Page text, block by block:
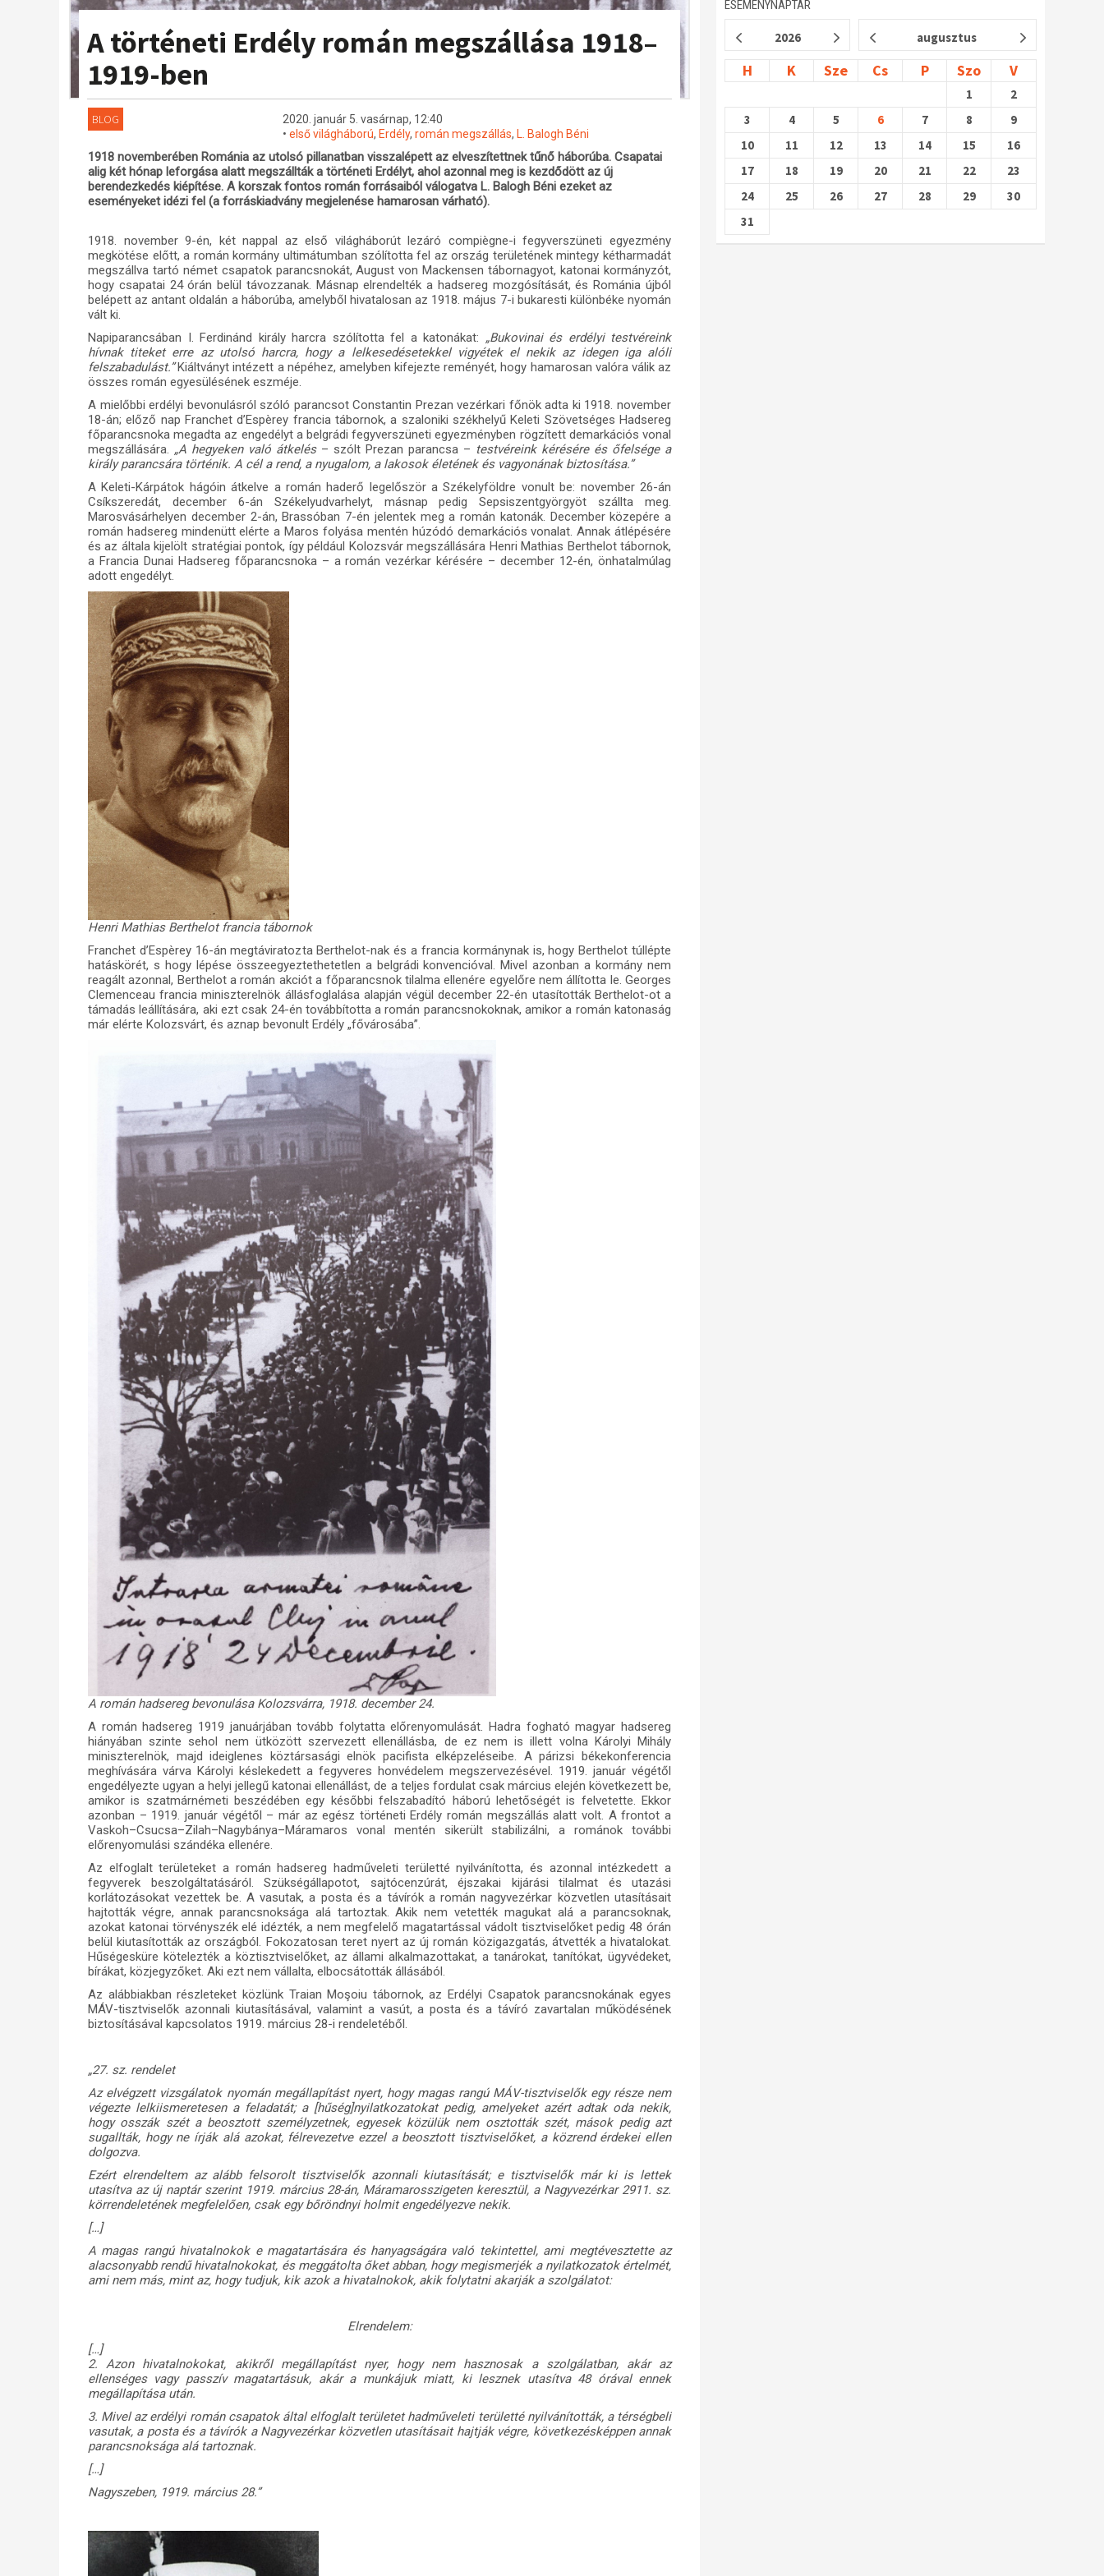
A történeti Erdély román megszállása 1918–
1919-ben
BLOG
2020. január 5. vasárnap, 12:40
• első világháború, Erdély, román megszállás, L. Balogh Béni
1918 novemberében Románia az utolsó pillanatban visszalépett az elveszítettnek tűnő háborúba. Csapatai
alig két hónap leforgása alatt megszállták a történeti Erdélyt, ahol azonnal meg is kezdődött az új
berendezkedés kiépítése. A korszak fontos román forrásaiból válogatva L. Balogh Béni ezeket az
eseményeket idézi fel (a forráskiadvány megjelenése hamarosan várható).
1918. november 9-én, két nappal az első világháborút lezáró compiègne-i fegyverszüneti egyezmény
megkötése előtt, a román kormány ultimátumban szólította fel az ország területének mintegy kétharmadát
megszállva tartó német csapatok parancsnokát, August von Mackensen tábornagyot, katonai kormányzót,
hogy csapatai 24 órán belül távozzanak. Másnap elrendelték a hadsereg mozgósítását, és Románia újból
belépett az antant oldalán a háborúba, amelyből hivatalosan az 1918. május 7-i bukaresti különbéke nyomán
vált ki.
Napiparancsában I. Ferdinánd király harcra szólította fel a katonákat: „Bukovinai és erdélyi testvéreink
hívnak titeket erre az utolsó harcra, hogy a lelkesedésetekkel vigyétek el nekik az idegen iga alóli
felszabadulást.”Kiáltványt intézett a népéhez, amelyben kifejezte reményét, hogy hamarosan valóra válik az
összes román egyesülésének eszméje.
A mielőbbi erdélyi bevonulásról szóló parancsot Constantin Prezan vezérkari főnök adta ki 1918. november
18-án; előző nap Franchet d’Espèrey francia tábornok, a szaloniki székhelyű Keleti Szövetséges Hadsereg
főparancsnoka megadta az engedélyt a belgrádi fegyverszüneti egyezményben rögzített demarkációs vonal
megszállására. „A hegyeken való átkelés– szólt Prezan parancsa – testvéreink kérésére és őfelsége a
király parancsára történik. A cél a rend, a nyugalom, a lakosok életének és vagyonának biztosítása.”
A Keleti-Kárpátok hágóin átkelve a román haderő legelőször a Székelyföldre vonult be: november 26-án
Csíkszeredát, december 6-án Székelyudvarhelyt, másnap pedig Sepsiszentgyörgyöt szállta meg.
Marosvásárhelyen december 2-án, Brassóban 7-én jelentek meg a román katonák. December közepére a
román hadsereg mindenütt elérte a Maros folyása mentén húzódó demarkációs vonalat. Annak átlépésére
és az általa kijelölt stratégiai pontok, így például Kolozsvár megszállására Henri Mathias Berthelot tábornok,
a Francia Dunai Hadsereg főparancsnoka – a román vezérkar kérésére – december 12-én, önhatalmúlag
adott engedélyt.
Henri Mathias Berthelot francia tábornok
Franchet d’Espèrey 16-án megtáviratozta Berthelot-nak és a francia kormánynak is, hogy Berthelot túllépte
hatáskörét, s hogy lépése összeegyeztethetetlen a belgrádi konvencióval. Mivel azonban a kormány nem
reagált azonnal, Berthelot a román akciót a főparancsnok tilalma ellenére egyelőre nem állította le. Georges
Clemenceau francia miniszterelnök állásfoglalása alapján végül december 22-én utasították Berthelot-ot a
támadás leállítására, aki ezt csak 24-én továbbította a román parancsnokoknak, amikor a román katonaság
már elérte Kolozsvárt, és aznap bevonult Erdély „fővárosába”.
A román hadsereg bevonulása Kolozsvárra, 1918. december 24.
A román hadsereg 1919 januárjában tovább folytatta előrenyomulását. Hadra fogható magyar hadsereg
hiányában szinte sehol nem ütközött szervezett ellenállásba, de ez nem is illett volna Károlyi Mihály
miniszterelnök, majd ideiglenes köztársasági elnök pacifista elképzeléseibe. A párizsi békekonferencia
meghívására várva Károlyi késlekedett a fegyveres honvédelem megszervezésével. 1919. január végétől
engedélyezte ugyan a helyi jellegű katonai ellenállást, de a teljes fordulat csak március elején következett be,
amikor is szatmárnémeti beszédében egy későbbi felszabadító háború lehetőségét is felvetette. Ekkor
azonban – 1919. január végétől – már az egész történeti Erdély román megszállás alatt volt. A frontot a
Vaskoh–Csucsa–Zilah–Nagybánya–Máramaros vonal mentén sikerült stabilizálni, a románok további
előrenyomulási szándéka ellenére.
Az elfoglalt területeket a román hadsereg hadműveleti területté nyilvánította, és azonnal intézkedett a
fegyverek beszolgáltatásáról. Szükségállapotot, sajtócenzúrát, éjszakai kijárási tilalmat és utazási
korlátozásokat vezettek be. A vasutak, a posta és a távírók a román nagyvezérkar közvetlen utasításait
hajtották végre, annak parancsnoksága alá tartoztak. Akik nem vetették magukat alá a parancsoknak,
azokat katonai törvényszék elé idézték, a nem megfelelő magatartással vádolt tisztviselőket pedig 48 órán
belül kiutasították az országból. Fokozatosan teret nyert az új román közigazgatás, átvették a hivatalokat.
Hűségesküre kötelezték a köztisztviselőket, az állami alkalmazottakat, a tanárokat, tanítókat, ügyvédeket,
bírákat, közjegyzőket. Aki ezt nem vállalta, elbocsátották állásából.
Az alábbiakban részleteket közlünk Traian Moşoiu tábornok, az Erdélyi Csapatok parancsnokának egyes
MÁV-tisztviselők azonnali kiutasításával, valamint a vasút, a posta és a távíró zavartalan működésének
biztosításával kapcsolatos 1919. március 28-i rendeletéből.
„27. sz. rendelet
Az elvégzett vizsgálatok nyomán megállapítást nyert, hogy magas rangú MÁV-tisztviselők egy része nem
végezte lelkiismeretesen a feladatát; a [hűség]nyilatkozatokat pedig, amelyeket azért adtak oda nekik,
hogy osszák szét a beosztott személyzetnek, egyesek közülük nem osztották szét, mások pedig azt
sugallták, hogy ne írják alá azokat, félrevezetve ezzel a beosztott tisztviselőket, a közrend érdekei ellen
dolgozva.
Ezért elrendeltem az alább felsorolt tisztviselők azonnali kiutasítását; e tisztviselők már ki is lettek
utasítva az új naptár szerint 1919. március 28-án, Máramarosszigeten keresztül, a Nagyvezérkar 2911. sz.
körrendeletének megfelelően, csak egy bőröndnyi holmit engedélyezve nekik.
[…]
A magas rangú hivatalnokok e magatartására és hanyagságára való tekintettel, ami megtévesztette az
alacsonyabb rendű hivatalnokokat, és meggátolta őket abban, hogy megismerjék a nyilatkozatok értelmét,
ami nem más, mint az, hogy tudjuk, kik azok a hivatalnokok, akik folytatni akarják a szolgálatot:
Elrendelem:
[…]
2. Azon hivatalnokokat, akikről megállapítást nyer, hogy nem hasznosak a szolgálatban, akár az
ellenséges vagy passzív magatartásuk, akár a munkájuk miatt, ki lesznek utasítva 48 órával ennek
megállapítása után.
3. Mivel az erdélyi román csapatok által elfoglalt területet hadműveleti területté nyilvánították, a térségbeli
vasutak, a posta és a távírók a Nagyvezérkar közvetlen utasításait hajtják végre, következésképpen annak
parancsnoksága alá tartoznak.
[…]
Nagyszeben, 1919. március 28.”
ESEMÉNYNAPTÁR
2026 augusztus
H K Sze Cs P Szo V
1
2
3
4 5 6 7 8
9
10
11 12 13 14 15
16
17
18 19 20 21 22
23
24
25 26 27 28 29
30
31